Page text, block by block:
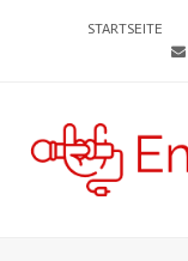
STARTSEITE